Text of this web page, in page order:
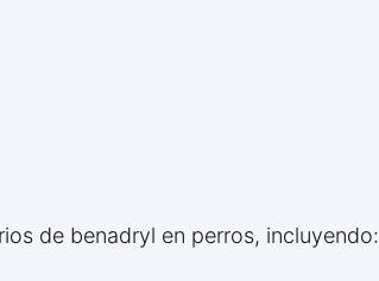
de benadryl en perros, incluyendo: